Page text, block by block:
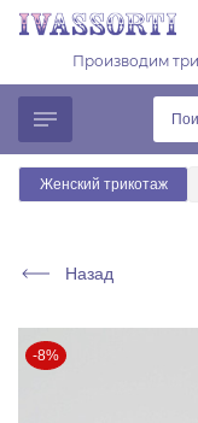
Производим
Женский трикотаж
Назад
-8%